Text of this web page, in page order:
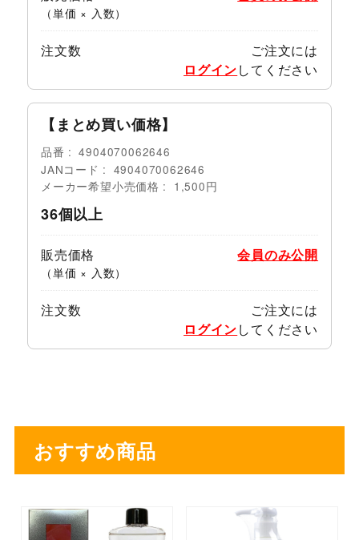
（単価 × 入数）
注文数
ご注文には
ログインしてください
【まとめ買い価格】
品番
4904070062646
JANコード
4904070062646
メーカー希望小売価格
1,500円
36個以上
販売価格
（単価 × 入数）
会員のみ公開
注文数
ご注文には
ログインしてください
おすすめ商品